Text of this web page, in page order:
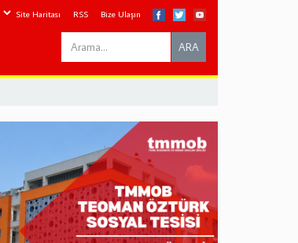
Site Haritası RSS Bize Ulaşın
Search
this
ARA